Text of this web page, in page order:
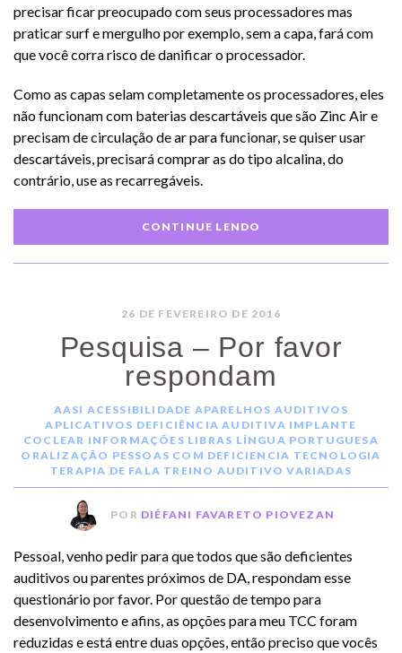
precisar ficar preocupado com seus processadores mas
praticar surf e mergulho por exemplo, sem a capa, fará com
que você corra risco de danificar o processador.
Como as capas selam completamente os processadores, eles
não funcionam com baterias descartáveis que são Zinc Air e
precisam de circulação de ar para funcionar, se quiser usar
descartáveis, precisará comprar as do tipo alcalina, do
contrário, use as recarregáveis.
CONTINUE LENDO
26 DE FEVEREIRO DE 2016
Pesquisa – Por favor
respondam
AASI ACESSIBILIDADE APARELHOS AUDITIVOS
APLICATIVOS DEFICIÊNCIA AUDITIVA IMPLANTE
COCLEAR INFORMAÇÕES LIBRAS LÍNGUA PORTUGUESA
ORALIZAÇÃO PESSOAS COM DEFICIENCIA TECNOLOGIA
TERAPIA DE FALA TREINO AUDITIVO VARIADAS
POR DIÉFANI FAVARETO PIOVEZAN
Pessoal, venho pedir para que todos que são deficientes
auditivos ou parentes próximos de DA, respondam esse
questionário por favor. Por questão de tempo para
desenvolvimento e afins, as opções para meu TCC foram
reduzidas e está entre duas opções, então preciso que vocês